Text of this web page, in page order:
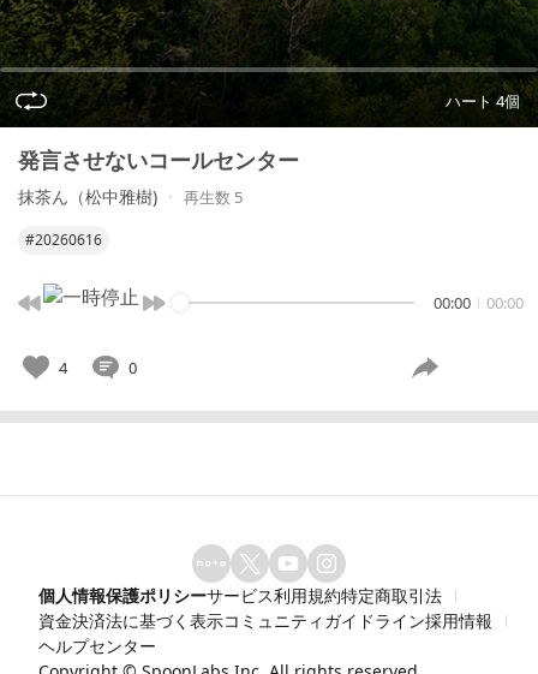
ハート 4個
発言させないコールセンター
抹茶ん（松中雅樹) 再生数 5
#20260616
00:00 00:00
4 0
個人情報保護ポリシーサービス利用規約特定商取引法
資金決済法に基づく表示コミュニティガイドライン採用情報
ヘルプセンター